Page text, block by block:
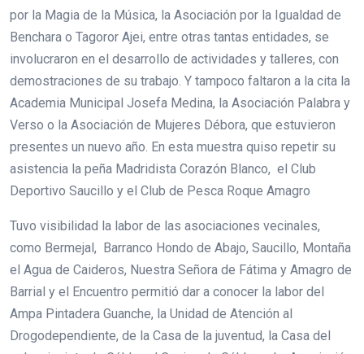
por la Magia de la Música, la Asociación por la Igualdad de
Benchara o Tagoror Ajei, entre otras tantas entidades, se
involucraron en el desarrollo de actividades y talleres, con
demostraciones de su trabajo. Y tampoco faltaron a la cita la
Academia Municipal Josefa Medina, la Asociación Palabra y
Verso o la Asociación de Mujeres Débora, que estuvieron
presentes un nuevo año. En esta muestra quiso repetir su
asistencia la peña Madridista Corazón Blanco, el Club
Deportivo Saucillo y el Club de Pesca Roque Amagro
Tuvo visibilidad la labor de las asociaciones vecinales,
como Bermejal, Barranco Hondo de Abajo, Saucillo, Montaña
el Agua de Caideros, Nuestra Señora de Fátima y Amagro de
Barrial y el Encuentro permitió dar a conocer la labor del
Ampa Pintadera Guanche, la Unidad de Atención al
Drogodependiente, de la Casa de la juventud, la Casa del